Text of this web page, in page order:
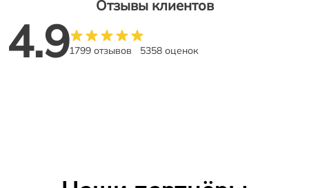
Отзывы клиентов
4.91799 отзывов 5358 оценок